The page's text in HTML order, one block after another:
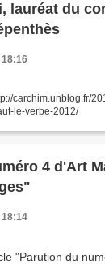
lauréat du
18:16
carchim.unblog.fr/
le-verbe-2012/
4 d'Art
18:14